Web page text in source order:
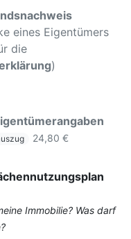
eines Eigentümers
die
)
24,80 €
Immobilie? Was darf